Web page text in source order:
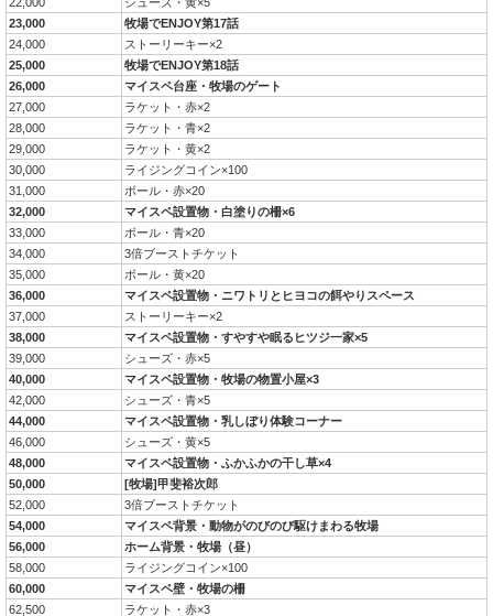
22,000
シューズ・黄×5
23,000
牧場でENJOY第17話
24,000
ストーリーキー×2
25,000
牧場でENJOY第18話
26,000
マイスペ台座・牧場のゲート
27,000
ラケット・赤×2
28,000
ラケット・青×2
29,000
ラケット・黄×2
30,000
ライジングコイン×100
31,000
ボール・赤×20
32,000
マイスペ設置物・白塗りの柵×6
33,000
ボール・青×20
34,000
3倍ブーストチケット
35,000
ボール・黄×20
36,000
マイスペ設置物・ニワトリとヒヨコの餌やりスペース
37,000
ストーリーキー×2
38,000
マイスペ設置物・すやすや眠るヒツジ一家×5
39,000
シューズ・赤×5
40,000
マイスペ設置物・牧場の物置小屋×3
42,000
シューズ・青×5
44,000
マイスペ設置物・乳しぼり体験コーナー
46,000
シューズ・黄×5
48,000
マイスペ設置物・ふかふかの干し草×4
50,000
[牧場]甲斐裕次郎
52,000
3倍ブーストチケット
54,000
マイスペ背景・動物がのびのび駆けまわる牧場
56,000
ホーム背景・牧場（昼）
58,000
ライジングコイン×100
60,000
マイスペ壁・牧場の柵
62,500
ラケット・赤×3